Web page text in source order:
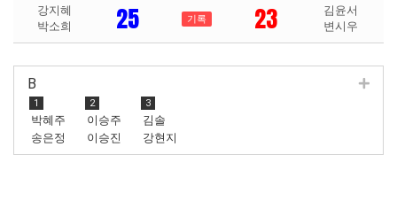
강지혜
박소희
25 기록 23
김윤서
변시우
B
1
박혜주
송은정
2
이승주
이승진
3
김솔
강현지